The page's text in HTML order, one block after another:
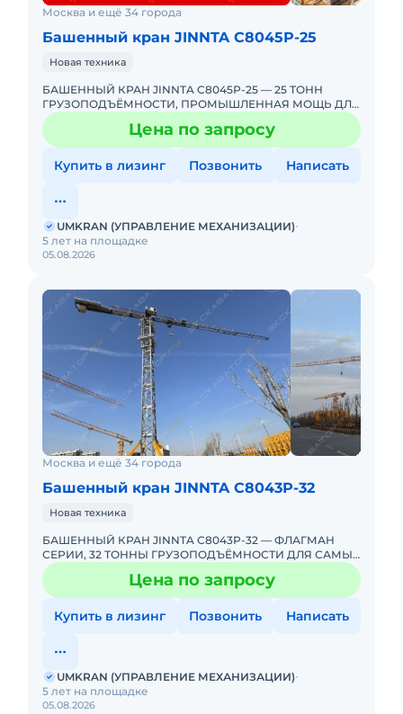
Москва и ещё 34 города
Башенный кран JINNTA С8045Р-25
Новая техника
БАШЕННЫЙ КРАН JINNTA C8045Р-25 — 25 ТОНН
ГРУЗОПОДЪЁМНОСТИ, ПРОМЫШЛЕННАЯ МОЩЬ ДЛЯ
ВАШЕГО ОБЪЕКТА! ЭКСКЛЮЗИВНО ОТ
UMKRANUMKRAN — ЕДИНСТВЕННЫЙ ЭКСКЛЮЗИ
Цена по запросу
Купить в лизинг Позвонить Написать
05.08.2026
UMKRAN (УПРАВЛЕНИЕ МЕХАНИЗАЦИИ)
5 лет на площадке
Москва и ещё 34 города
Башенный кран JINNTA С8043Р-32
Новая техника
БАШЕННЫЙ КРАН JINNTA С8043Р-32 — ФЛАГМАН
СЕРИИ, 32 ТОННЫ ГРУЗОПОДЪЁМНОСТИ ДЛЯ САМЫХ
СЛОЖНЫХ ОБЪЕКТОВ! ЭКСКЛЮЗИВНО ОТ
UMKRANUMKRAN — ЕДИНСТВЕННЫЙ ЭКС
Цена по запросу
Купить в лизинг Позвонить Написать
05.08.2026
UMKRAN (УПРАВЛЕНИЕ МЕХАНИЗАЦИИ)
5 лет на площадке